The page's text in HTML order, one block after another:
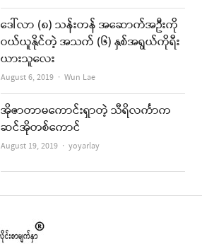
ဒေါ်လာ (၈) သန်းတန် အဆောက်အဦးကို
ဝယ်ယူနိုင်တဲ့ အသက် (၆) နှစ်အရွယ်ကိုရီး
ယားသူလေး
August 6, 2019 Author
Wun Lae
အိုဇာတာမကောင်းရှာတဲ့ သီရိလင်္ကာက
ဆင်အိုတစ်ကောင်
August 19, 2019 Author
yoyarlay